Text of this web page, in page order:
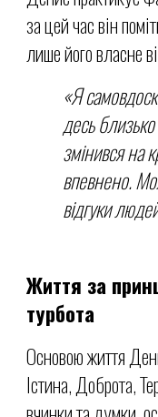
за цей час він
лише його власне
«Я
десь
змінився на
впевнено.М
відгуки
Життя за
турбота
Основою життя
Істина, Доброта,